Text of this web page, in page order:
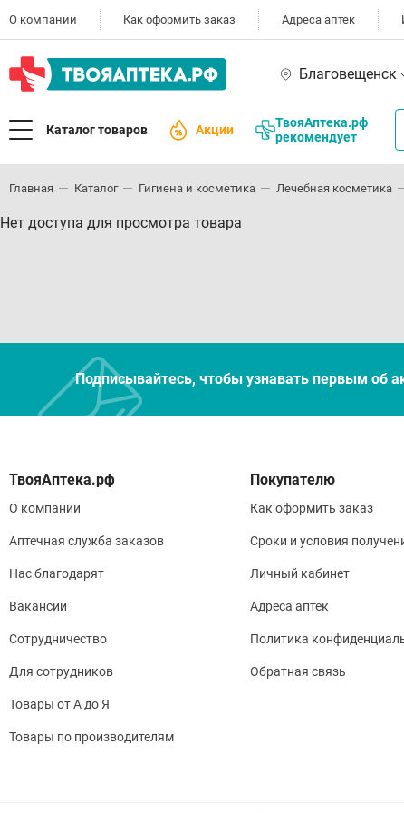
О компании Как оформить заказ Адреса аптек
Благовещенск
Каталог товаров Акции
ТвояАптека.рф
рекомендует
Главная Каталог Гигиена и косметика Лечебная косметика
Нет доступа для просмотра товара
Подписывайтесь, чтобы узнавать первым об
О компании
Аптечная служба заказов
Нас благодарят
Вакансии
Сотрудничество
Для сотрудников
Товары от А до Я
Товары по производителям
Покупателю
Как оформить заказ
Сроки и условия
Личный кабинет
Адреса аптек
Политика
Обратная связь